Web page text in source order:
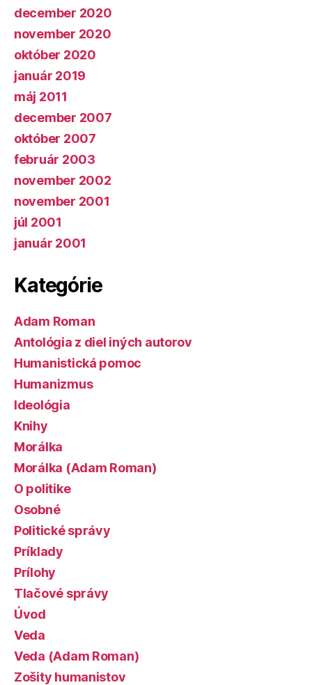
december 2020
november 2020
október 2020
január 2019
máj 2011
december 2007
október 2007
február 2003
november 2002
november 2001
júl 2001
január 2001
Kategórie
Adam Roman
Antológia z diel iných autorov
Humanistická pomoc
Humanizmus
Ideológia
Knihy
Morálka
Morálka (Adam Roman)
O politike
Osobné
Politické správy
Príklady
Prílohy
Tlačové správy
Úvod
Veda
Veda (Adam Roman)
Zošity humanistov